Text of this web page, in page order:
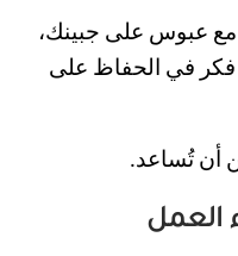
مع عبوس على جبينك،
فكر في الحفاظ على
أن تُساعد.
العمل